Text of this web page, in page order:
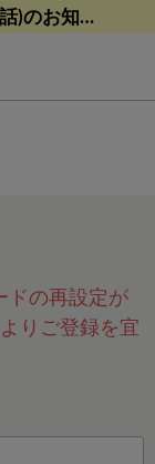
について
【8/9(日)9:59まで！】最大10%ポイントバックカスタマーサポート夏季休業(お電話)のお知らせ
について
【8/9(日)9:59まで！】最大10%ポイントバック
ドの再設定が
よりご登録を宜